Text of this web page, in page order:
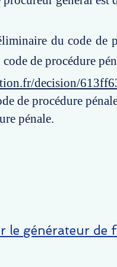
du code de
de procédure
decision/
de procédure
pénale.
le générateur de